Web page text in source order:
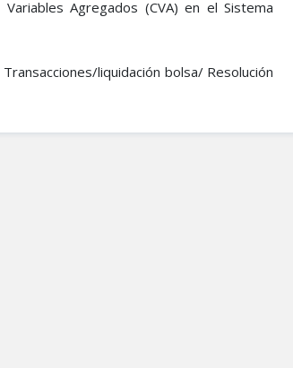
Agregados (CVA) en el Sistema
liquidación bolsa/ Resolución